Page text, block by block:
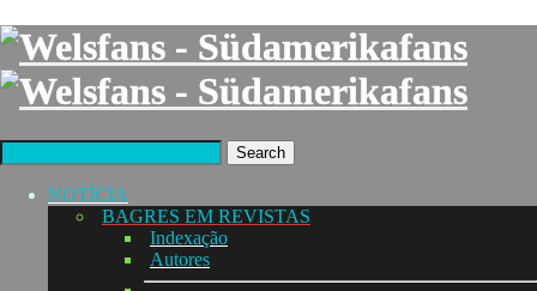
Search
NOTÍCIA
BAGRES EM REVISTAS
Indexação
Autores